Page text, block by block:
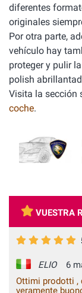
diferentes
originales
Por otra parte,
vehículo hay
proteger y pulir
polish
Visita la sección
coche.
VUESTRA
ELIO
6
Ottimi prodotti ,
veramente